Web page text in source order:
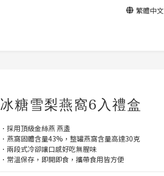
繁體中文
冰糖雪梨燕窩6入禮盒
．採用頂級金絲燕 燕盞
．燕窩固體含量43%，整罐燕窩含量高達30克
．兩段式冷卻讓口感好吃無腥味
．常溫保存，即開即食，攜帶食用皆方便